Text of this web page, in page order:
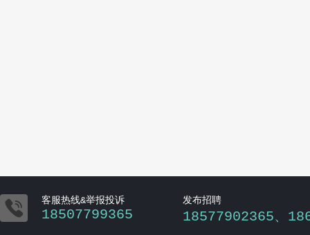
 客服热线&举报投诉
18507799365
发布招聘
18577902365、